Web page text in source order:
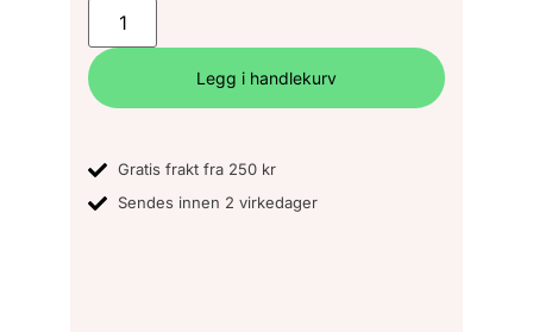
Legg i handlekurv
Gratis frakt fra 250 kr
Sendes innen 2 virkedager